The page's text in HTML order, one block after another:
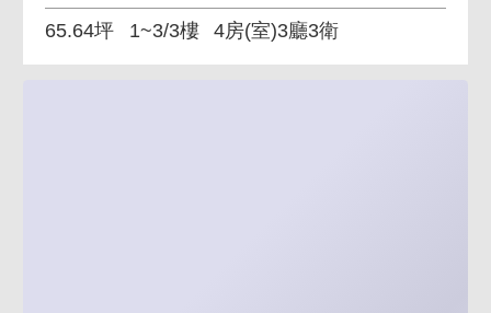
65.64坪 1~3/3樓 4房(室)3廳3衛